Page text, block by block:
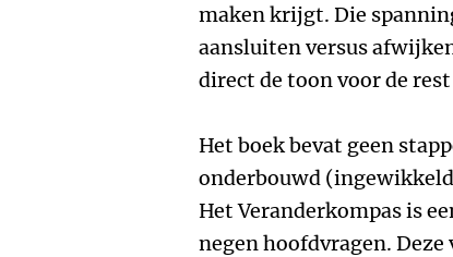
maken krijgt. Die
aansluiten versus
direct de toon voor de
Het boek bevat geen
onderbouwd
Het Veranderkompas is
negen hoofdvragen. Deze